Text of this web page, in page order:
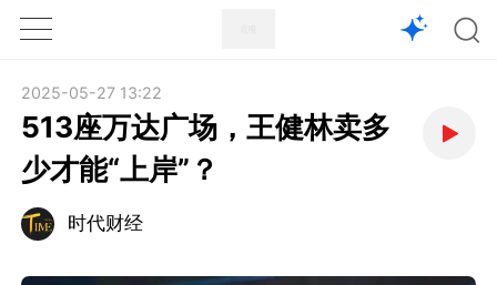
1X
2025-05-27 13:22
513座万达广场，王健林卖多
少才能“上岸”？
时代财经